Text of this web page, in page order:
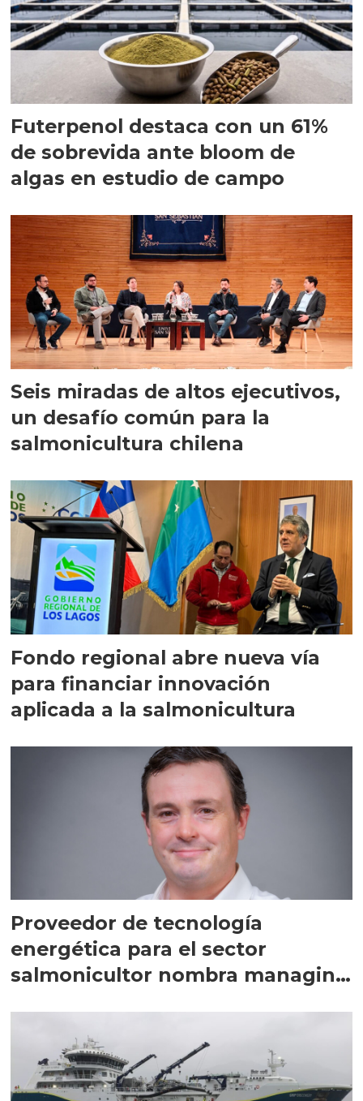
Futerpenol destaca con un 61%
de sobrevida ante bloom de
algas en estudio de campo
Seis miradas de altos ejecutivos,
un desafío común para la
salmonicultura chilena
Fondo regional abre nueva vía
para financiar innovación
aplicada a la salmonicultura
Proveedor de tecnología
energética para el sector
salmonicultor nombra managing